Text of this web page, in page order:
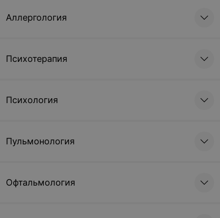
Аллергология
Психотерапия
Психология
Пульмонология
Офтальмология